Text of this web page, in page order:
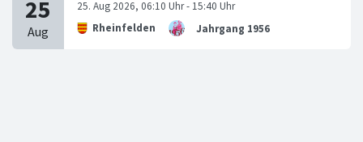
Rheinfelden Jahrgang 1956